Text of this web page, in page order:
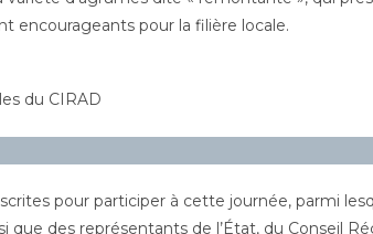
encourageants pour la filière locale.
du CIRAD
pour participer à cette journée, parmi
que des représentants de l’État, du Conseil